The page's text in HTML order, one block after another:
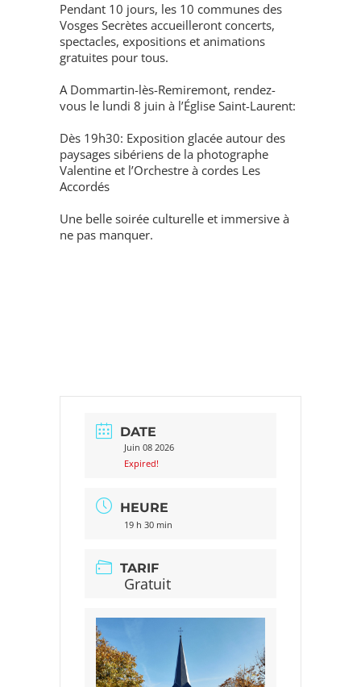
Pendant 10 jours, les 10 communes des
Vosges Secrètes accueilleront concerts,
spectacles, expositions et animations
gratuites pour tous.
A Dommartin-lès-Remiremont, rendez-
vous le lundi 8 juin à l’Église Saint-Laurent:
Dès 19h30: Exposition glacée autour des
paysages sibériens de la photographe
Valentine et l’Orchestre à cordes Les
Accordés
Une belle soirée culturelle et immersive à
ne pas manquer.
DATE
Juin 08 2026
Expired!
HEURE
19 h 30 min
TARIF
Gratuit